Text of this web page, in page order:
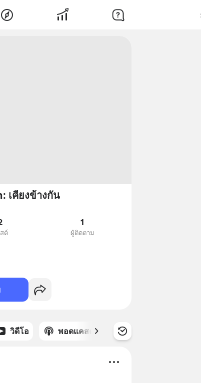
เคียงข้างกัน
ต์
1
ผู้ติดตาม
วิดีโอ พอดแคสต์ ซีรีส์